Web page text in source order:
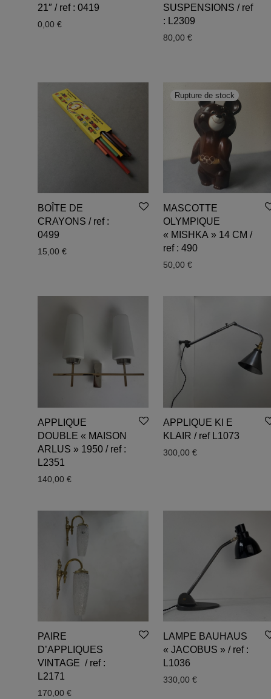
21″ / ref : 0419
0,00 €
SUSPENSIONS / ref
: L2309
80,00€
BOÎTE DE
CRAYONS / ref :
0499
15,00 €
MASCOTTE
OLYMPIQUE
« MISHKA » 14 CM /
ref : 490
50,00€
APPLIQUE
DOUBLE « MAISON
ARLUS » 1950 / ref :
L2351
140,00 €
APPLIQUE KI E
KLAIR / ref L1073
300,00€
PAIRE
D’APPLIQUES
VINTAGE / ref :
L2171
170,00 €
LAMPE BAUHAUS
« JACOBUS » / ref :
L1036
330,00€